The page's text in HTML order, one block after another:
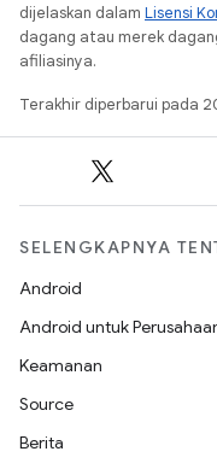
dijelaskan dalam Lisensi
dagang atau merek
afiliasinya.
Terakhir diperbarui pada
SELENGKAPNYA
Android
Android untuk
Keamanan
Source
Berita